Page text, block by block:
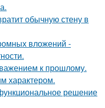
обычную стену в
вложений -
к прошлому.
характером.
решение